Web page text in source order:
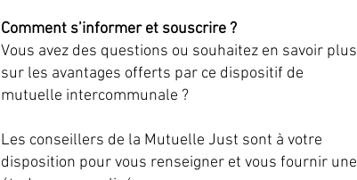
Comment s’informer et souscrire ?
Vous avez des questions ou souhaitez en savoir plus
sur les avantages offerts par ce dispositif de
mutuelle intercommunale ?
Les conseillers de la Mutuelle Just sont à votre
disposition pour vous renseigner et vous fournir une